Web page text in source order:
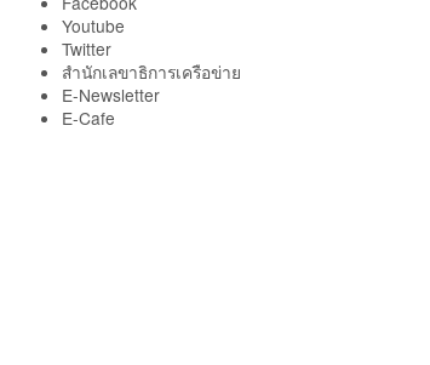
Youtube
Twitter
สำนักเลขาธิการเครือข่าย
E-Newsletter
E-Cafe